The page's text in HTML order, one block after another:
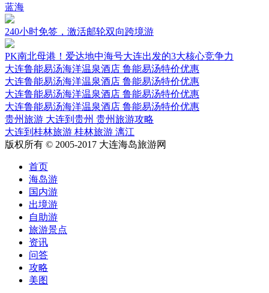
蓝海
240小时免签，激活邮轮双向跨境游
PK南北母港！爱达地中海号大连出发的3大核心竞争力
大连鲁能易汤海洋温泉酒店 鲁能易汤特价优惠
大连鲁能易汤海洋温泉酒店 鲁能易汤特价优惠
大连鲁能易汤海洋温泉酒店 鲁能易汤特价优惠
大连鲁能易汤海洋温泉酒店 鲁能易汤特价优惠
贵州旅游 大连到贵州 贵州旅游攻略
大连到桂林旅游 桂林旅游 漓江
版权所有 © 2005-2017 大连海岛旅游网
首页
海岛游
国内游
出境游
自助游
旅游景点
资讯
问答
攻略
美图